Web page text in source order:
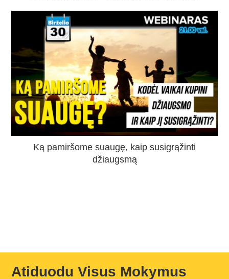
Ką pamiršome suaugę, kaip susigrąžinti
džiaugsmą
Atiduodu Visus Mokymus